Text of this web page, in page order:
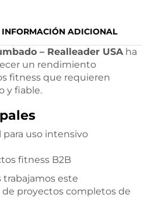
INFORMACIÓN ADICIONAL
– Realleader USA ha
un rendimiento
fitness que requieren
y fiable.
uso intensivo
fitness B2B
trabajamos este
proyectos completos de